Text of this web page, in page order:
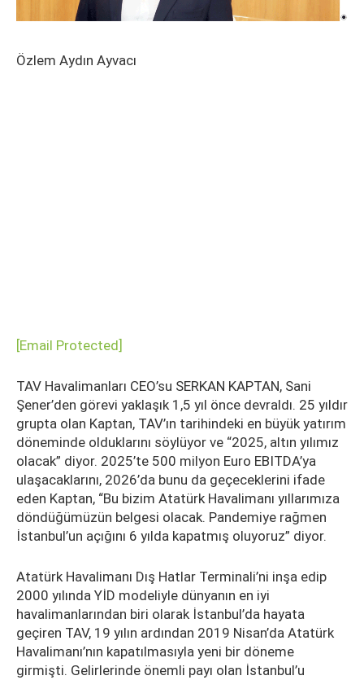
Özlem Aydın Ayvacı
[email Protected]
TAV Havalimanları CEO’su SERKAN KAPTAN, Sani
Şener’den görevi yaklaşık 1,5 yıl önce devraldı. 25 yıldır
grupta olan Kaptan, TAV’ın tarihindeki en büyük yatırım
döneminde olduklarını söylüyor ve “2025, altın yılımız
olacak” diyor. 2025’te 500 milyon Euro EBITDA’ya
ulaşacaklarını, 2026’da bunu da geçeceklerini ifade
eden Kaptan, “Bu bizim Atatürk Havalimanı yıllarımıza
döndüğümüzün belgesi olacak. Pandemiye rağmen
İstanbul’un açığını 6 yılda kapatmış oluyoruz” diyor.
Atatürk Havalimanı Dış Hatlar Terminali’ni inşa edip
2000 yılında YİD modeliyle dünyanın en iyi
havalimanlarından biri olarak İstanbul’da hayata
geçiren TAV, 19 yılın ardından 2019 Nisan’da Atatürk
Havalimanı’nın kapatılmasıyla yeni bir döneme
girmişti. Gelirlerinde önemli payı olan İstanbul’u